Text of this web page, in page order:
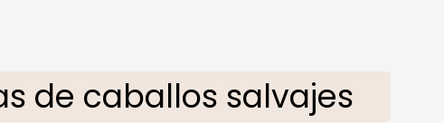
de caballos salvajes